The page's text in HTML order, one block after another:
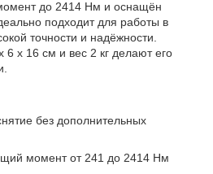
до 2414 Нм и оснащён
подходит для работы в
точности и надёжности.
х 16 см и вес 2 кг делают его
без дополнительных
момент от 241 до 2414 Нм